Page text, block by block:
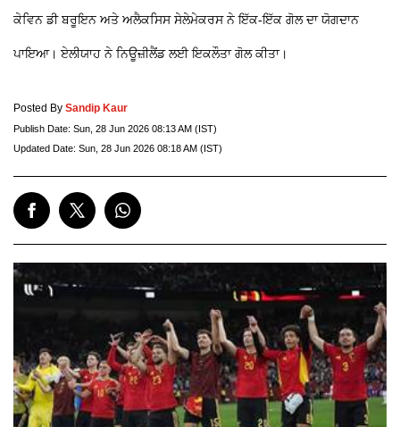
ਕੇਵਿਨ ਡੀ ਬਰੂਇਨ ਅਤੇ ਅਲੈਕਸਿਸ ਸੇਲੇਮੇਕਰਸ ਨੇ ਇੱਕ-ਇੱਕ ਗੋਲ ਦਾ ਯੋਗਦਾਨ
ਪਾਇਆ। ਏਲੀਯਾਹ ਨੇ ਨਿਊਜ਼ੀਲੈਂਡ ਲਈ ਇਕਲੌਤਾ ਗੋਲ ਕੀਤਾ।
Posted By Sandip Kaur
Publish Date: Sun, 28 Jun 2026 08:13 AM (IST)
Updated Date: Sun, 28 Jun 2026 08:18 AM (IST)